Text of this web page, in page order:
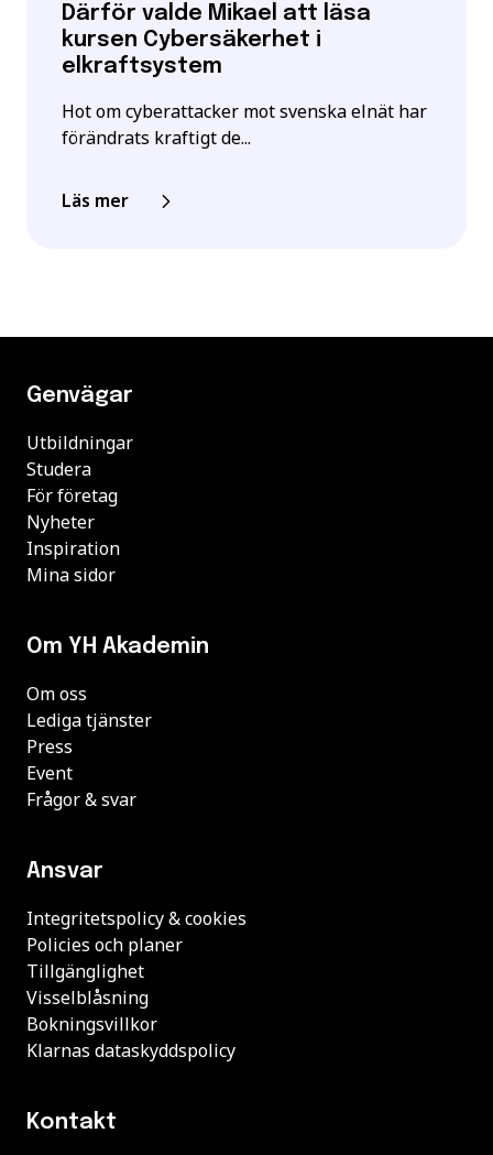
Därför valde Mikael att läsa
kursen Cybersäkerhet i
elkraftsystem
Hot om cyberattacker mot svenska elnät har
förändrats kraftigt de...
Läs mer
Genvägar
Utbildningar
Studera
För företag
Nyheter
Inspiration
Mina sidor
Om YH Akademin
Om oss
Lediga tjänster
Press
Event
Frågor & svar
Ansvar
Integritetspolicy & cookies
Policies och planer
Tillgänglighet
Visselblåsning
Bokningsvillkor
Klarnas dataskyddspolicy
Kontakt